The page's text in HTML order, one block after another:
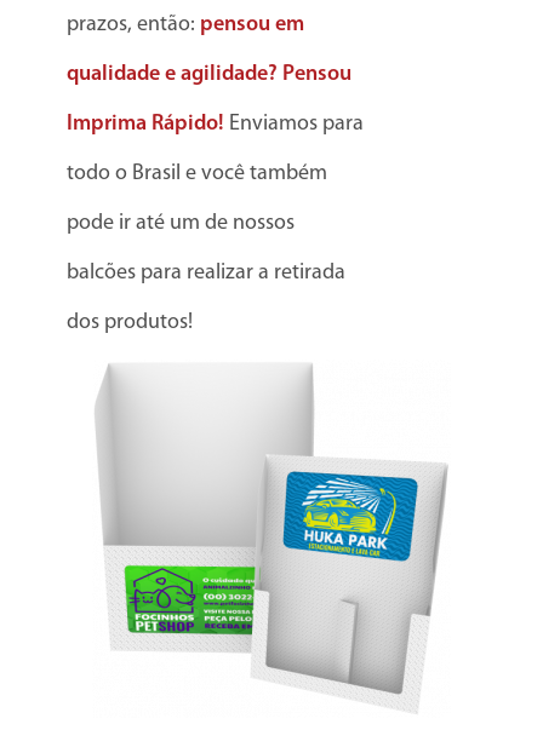
prazos, então: pensou em
qualidade e agilidade? Pensou
Imprima Rápido! Enviamos para
todo o Brasil e você também
pode ir até um de nossos
balcões para realizar a retirada
dos produtos!